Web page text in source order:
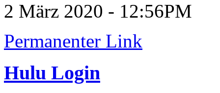
2 März 2020 - 12:56PM
Permanenter Link
Hulu Login